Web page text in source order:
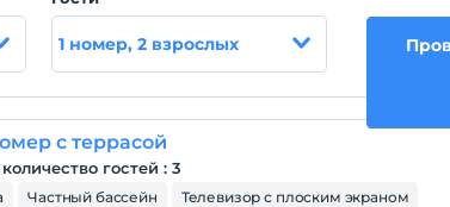
1 номер, 2 взрослых
с террасой
гостей :3
Частный бассейн
Телевизор с плоским экраном